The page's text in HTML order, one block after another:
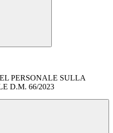
PERSONALE SULLA
D.M. 66/2023